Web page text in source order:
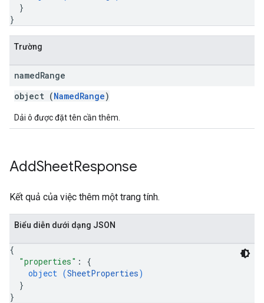
}
}
Trường
namedRange
object (NamedRange)
Dải ô được đặt tên cần thêm.
AddSheetResponse
Kết quả của việc thêm một trang tính.
Biểu diễn dưới dạng JSON
{
"properties" : {
object (SheetProperties)
}
}